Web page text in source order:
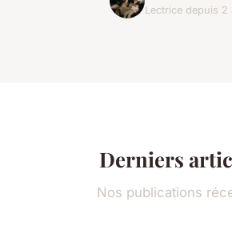
Lectrice depuis 2
Derniers
Nos publications